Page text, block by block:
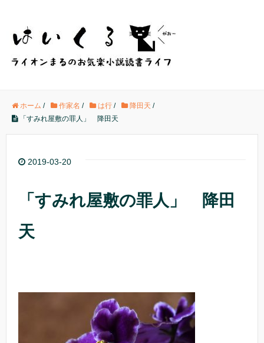
ホーム / 作家名 / は行 / 降田天 /
「すみれ屋敷の罪人」 降田天
2019-03-20
「すみれ屋敷の罪人」 降田
天